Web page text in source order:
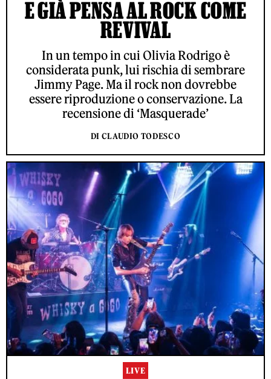
E GIÀ PENSA AL ROCK COME
REVIVAL
In un tempo in cui Olivia Rodrigo è
considerata punk, lui rischia di sembrare
Jimmy Page. Ma il rock non dovrebbe
essere riproduzione o conservazione. La
recensione di ‘Masquerade’
DI CLAUDIO TODESCO
LIVE